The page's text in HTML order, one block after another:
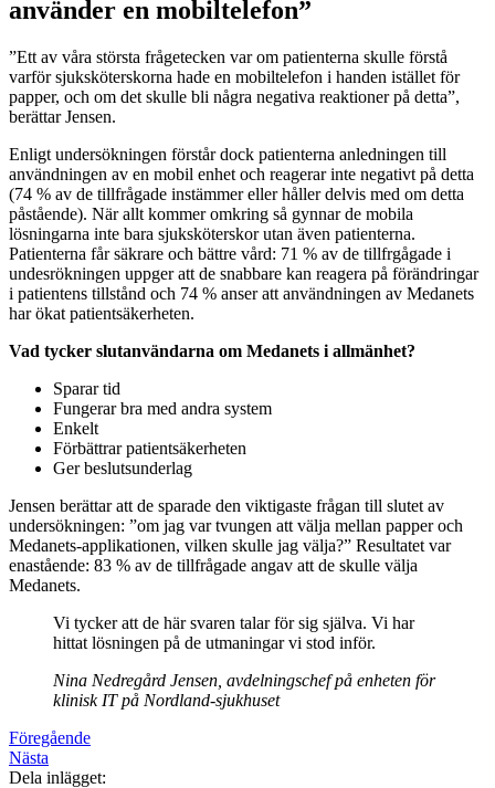
använder en mobiltelefon”
”Ett av våra största frågetecken var om patienterna skulle förstå
varför sjuksköterskorna hade en mobiltelefon i handen istället för
papper, och om det skulle bli några negativa reaktioner på detta”,
berättar Jensen.
Enligt undersökningen förstår dock patienterna anledningen till
användningen av en mobil enhet och reagerar inte negativt på detta
(74 % av de tillfrågade instämmer eller håller delvis med om detta
påstående). När allt kommer omkring så gynnar de mobila
lösningarna inte bara sjuksköterskor utan även patienterna.
Patienterna får säkrare och bättre vård: 71 % av de tillfrgågade i
undesrökningen uppger att de snabbare kan reagera på förändringar
i patientens tillstånd och 74 % anser att användningen av Medanets
har ökat patientsäkerheten.
Vad tycker slutanvändarna om Medanets i allmänhet?
Sparar tid
Fungerar bra med andra system
Enkelt
Förbättrar patientsäkerheten
Ger beslutsunderlag
Jensen berättar att de sparade den viktigaste frågan till slutet av
undersökningen: ”om jag var tvungen att välja mellan papper och
Medanets-applikationen, vilken skulle jag välja?” Resultatet var
enastående: 83 % av de tillfrågade angav att de skulle välja
Medanets.
Vi tycker att de här svaren talar för sig själva. Vi har
hittat lösningen på de utmaningar vi stod inför.
Nina Nedregård Jensen, avdelningschef på enheten för
klinisk IT på Nordland-sjukhuset
Föregående
Nästa
Dela inlägget: